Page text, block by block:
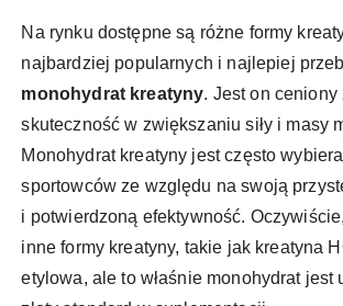
Na rynku dostępne są różne formy
najbardziej popularnych i najlepiej
monohydrat kreatyny. Jest on ceniony
skuteczność w zwiększaniu siły i masy
Monohydrat kreatyny jest często
sportowców ze względu na swoją
i potwierdzoną efektywność.
inne formy kreatyny, takie jak kreatyna
etylowa, ale to właśnie monohydrat jest